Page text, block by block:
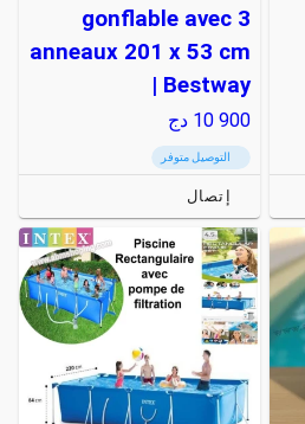
gonflable avec 3
anneaux 201 x 53 cm
| Bestway
10 900 دج
التوصيل متوفر
إتصال